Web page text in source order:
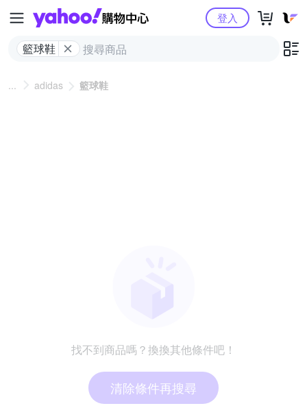
Yahoo購物中心
籃球鞋
登入
adidas 籃球鞋
找不到商品嗎？換換其他條件吧！
清除條件再搜尋